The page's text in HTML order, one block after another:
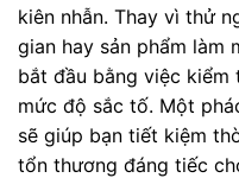
kiên nhẫn. Thay vì thử
gian hay sản phẩm làm
bắt đầu bằng việc kiểm
mức độ sắc tố. Một
sẽ giúp bạn tiết kiệm
tổn thương đáng tiếc